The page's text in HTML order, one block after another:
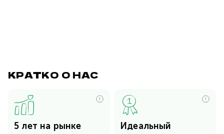
КРАТКО О НАС
5 лет на рынке
Более 12 000
довольных клиентов
Идеальный
Повторная чистка по
вашему запросу